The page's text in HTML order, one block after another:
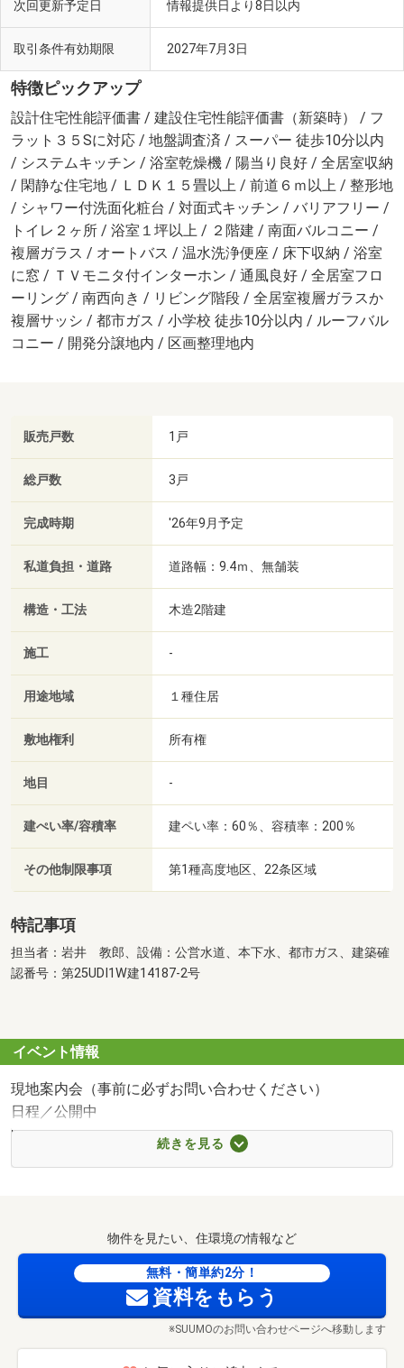
次回更新予定日 情報提供日より8日以内
取引条件有効期限 2027年7月3日
特徴ピックアップ
設計住宅性能評価書 / 建設住宅性能評価書（新築時） / フ
ラット３５Sに対応 / 地盤調査済 / スーパー 徒歩10分以内
/ システムキッチン / 浴室乾燥機 / 陽当り良好 / 全居室収納
/ 閑静な住宅地 / ＬＤＫ１５畳以上 / 前道６ｍ以上 / 整形地
/ シャワー付洗面化粧台 / 対面式キッチン / バリアフリー /
トイレ２ヶ所 / 浴室１坪以上 / ２階建 / 南面バルコニー /
複層ガラス / オートバス / 温水洗浄便座 / 床下収納 / 浴室
に窓 / ＴＶモニタ付インターホン / 通風良好 / 全居室フロ
ーリング / 南西向き / リビング階段 / 全居室複層ガラスか
複層サッシ / 都市ガス / 小学校 徒歩10分以内 / ルーフバル
コニー / 開発分譲地内 / 区画整理地内
販売戸数 1戸
総戸数 3戸
完成時期 '26年9月予定
私道負担・道路 道路幅：9.4ｍ、無舗装
構造・工法 木造2階建
施工 -
用途地域 １種住居
敷地権利 所有権
地目 -
建ぺい率/容積率 建ペい率：60％、容積率：200％
その他制限事項 第1種高度地区、22条区域
特記事項
担当者：岩井 教郎、設備：公営水道、本下水、都市ガス、建築確
認番号：第25UDI1W建14187-2号
イベント情報
現地案内会（事前に必ずお問い合わせください）
日程／公開中
時間／9:30～19:00
◇貴重なお時間の中で、ご希望の情報をご案内いたします
おおよその所要時間や内容は、下記をご覧ください。
＊現地/現地見学（30分～）
＊ご希望条件のご相談（30分～）
＊資金計画のご相談（30分～）
＊会社の強みのご紹介（30分～）
続きを見る
物件を見たい、住環境の情報など
無料・簡単約2分！
資料をもらう
※SUUMOのお問い合わせページへ移動します